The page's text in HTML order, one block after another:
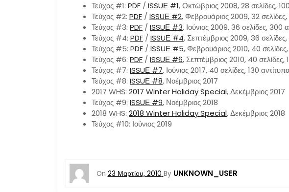
Τεύχος #1: PDF / ISSUΕ #1, Οκτώβριος 2008, 28 σελίδες,
Τεύχος #2: PDF / ISSUΕ #2, Φεβρουάριος 2009, 32 σελίδες,
Τεύχος #3: PDF / ISSUΕ #3, Ιούνιος 2009, 36 σελίδες, 300
Τεύχος #4: PDF / ISSUΕ #4, Σεπτέμβριος 2009, 36
Τεύχος #5: PDF / ISSUΕ #5, Φεβρουάριος 2010, 40
Τεύχος #6: PDF / ISSUΕ #6, Σεπτέμβριος 2010, 40 σελίδες,
Τεύχος #7: ISSUΕ #7, Ιούνιος 2017, 40 σελίδες, 130 αντίτυπα
Τεύχος #8: ISSUΕ #8, Νοέμβριος 2017
2017 WHS: 2017 Winter Holiday Special, Δεκέμβριος 2017
Τεύχος #9: ISSUΕ #9, Νοέμβριος 2018
2018 WHS: 2018 Winter Holiday Special, Δεκέμβριος 2018
Τεύχος #10: Ιούνιος 2019
On 23 Μαρτίου, 2010 By UNKNOWN_USER